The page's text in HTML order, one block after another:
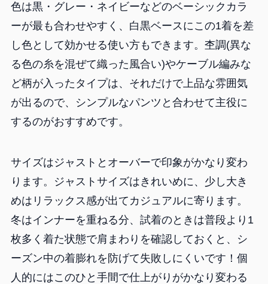
色は黒・グレー・ネイビーなどのベーシックカラ
ーが最も合わせやすく、白黒ベースにこの1着を差
し色として効かせる使い方もできます。杢調(異な
る色の糸を混ぜて織った風合い)やケーブル編みな
ど柄が入ったタイプは、それだけで上品な雰囲気
が出るので、シンプルなパンツと合わせて主役に
するのがおすすめです。
サイズはジャストとオーバーで印象がかなり変わ
ります。ジャストサイズはきれいめに、少し大き
めはリラックス感が出てカジュアルに寄ります。
冬はインナーを重ねる分、試着のときは普段より1
枚多く着た状態で肩まわりを確認しておくと、シ
ーズン中の着膨れを防げて失敗しにくいです！個
人的にはこのひと手間で仕上がりがかなり変わる